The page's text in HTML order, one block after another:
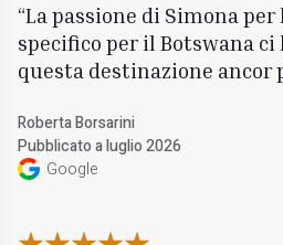
La passione di Simona
specifico per il Botswana
questa destinazione ancor
Roberta Borsarini
Pubblicato a luglio 2026
Google